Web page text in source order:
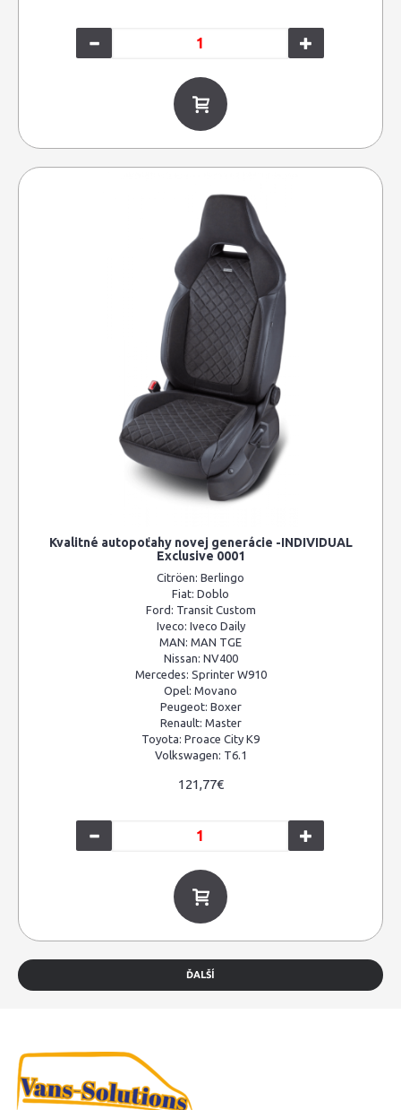
Kvalitné autopoťahy novej generácie -INDIVIDUAL
Exclusive 0001
Citröen: Berlingo
Fiat: Doblo
Ford: Transit Custom
Iveco: Iveco Daily
MAN: MAN TGE
Nissan: NV400
Mercedes: Sprinter W910
Opel: Movano
Peugeot: Boxer
Renault: Master
Toyota: Proace City K9
Volkswagen: T6.1
121,77€
ĎALŠÍ